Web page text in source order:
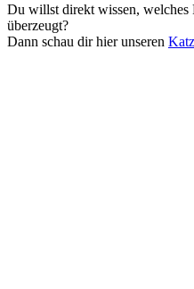
Du willst direkt wissen, welches
überzeugt?
Dann schau dir hier unseren